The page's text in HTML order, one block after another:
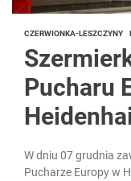
CZERWIONKA-LESZCZYNY
Pucharu
W dniu 07 grudnia
Pucharze Europy w